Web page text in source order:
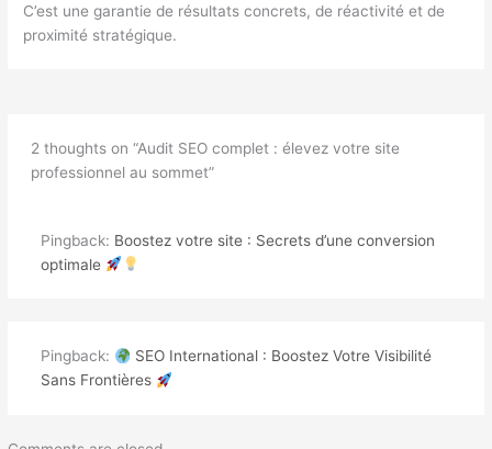
C’est une garantie de résultats concrets, de réactivité et de
proximité stratégique.
2 thoughts on “Audit SEO complet : élevez votre site
professionnel au sommet”
Pingback: Boostez votre site : Secrets d’une conversion
optimale
Pingback:
SEO International : Boostez Votre Visibilité
Sans Frontières